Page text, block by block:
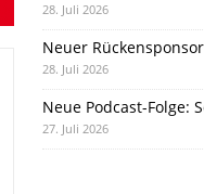
28. Juli 2026
Neuer Rückensponsor
28. Juli 2026
Neue Podcast-Folge:
27. Juli 2026